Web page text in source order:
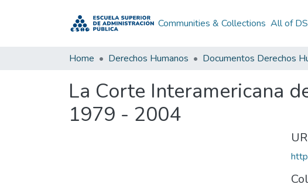
Communities & Collections All of
Home Derechos Humanos
La Corte Interamericana
1979 - 2004